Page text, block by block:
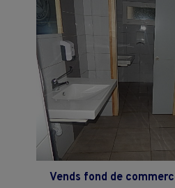
Vends fond de